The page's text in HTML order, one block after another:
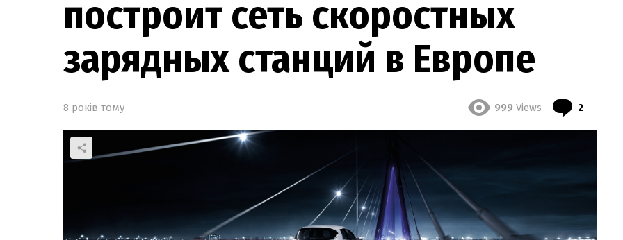
построит сеть скоростных
зарядных станций в Европе
8 років тому 999 Views 2